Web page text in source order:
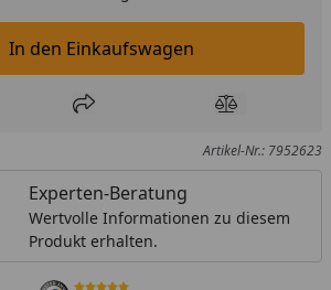
In den Einkaufswagen legen
In den Einkaufswagen
zur Wunschliste hinzufügen
Teilen Produkt
Artikel-Nr.: 7952623
Experten-Beratung
Wertvolle Informationen zu diesem
Produkt erhalten.